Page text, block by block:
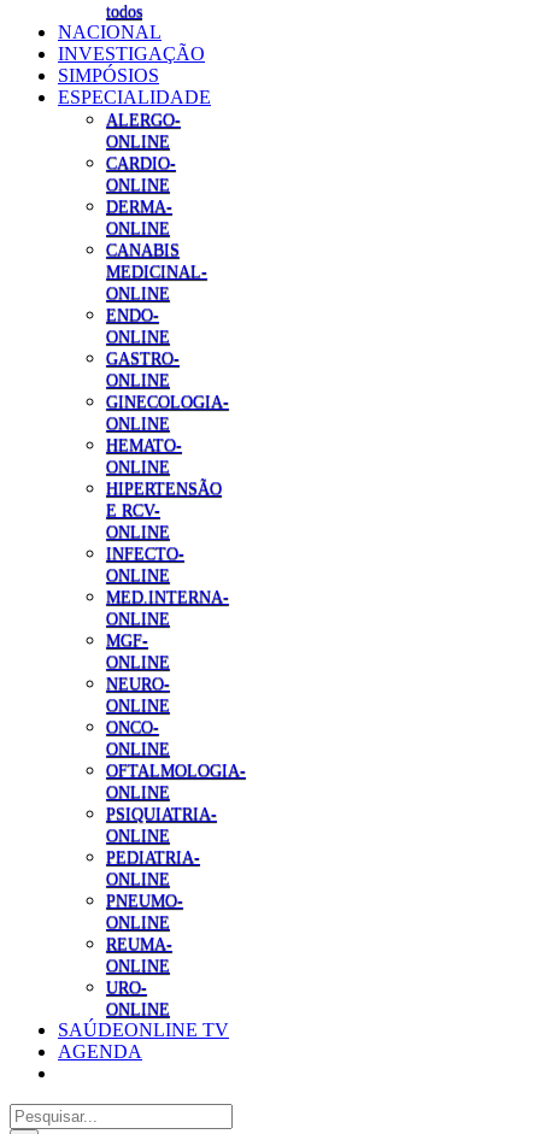
todos
NACIONAL
INVESTIGAÇÃO
SIMPÓSIOS
ESPECIALIDADE
ALERGO-
ONLINE
CARDIO-
ONLINE
DERMA-
ONLINE
CANABIS
MEDICINAL-
ONLINE
ENDO-
ONLINE
GASTRO-
ONLINE
GINECOLOGIA-
ONLINE
HEMATO-
ONLINE
HIPERTENSÃO
E RCV-
ONLINE
INFECTO-
ONLINE
MED.INTERNA-
ONLINE
MGF-
ONLINE
NEURO-
ONLINE
ONCO-
ONLINE
OFTALMOLOGIA-
ONLINE
PSIQUIATRIA-
ONLINE
PEDIATRIA-
ONLINE
PNEUMO-
ONLINE
REUMA-
ONLINE
URO-
ONLINE
SAÚDEONLINE TV
AGENDA
Pesquisar